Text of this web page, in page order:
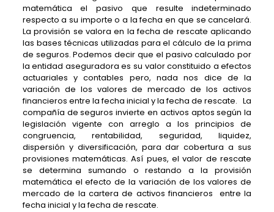
matemática el pasivo que resulte indeterminado
respecto a su importe o a la fecha en que se cancelará.
La provisión se valora en la fecha de rescate aplicando
las bases técnicas utilizadas para el cálculo de la prima
de seguros. Podemos decir que el pasivo calculado por
la entidad aseguradora es su valor constituido a efectos
actuariales y contables pero, nada nos dice de la
variación de los valores de mercado de los activos
financieros entre la fecha inicial y la fecha de rescate. La
compañía de seguros invierte en activos aptos según la
legislación vigente con arreglo a los principios de
congruencia, rentabilidad, seguridad, liquidez,
dispersión y diversificación, para dar cobertura a sus
provisiones matemáticas. Así pues, el valor de rescate
se determina sumando o restando a la provisión
matemática el efecto de la variación de los valores de
mercado de la cartera de activos financieros entre la
fecha inicial y la fecha de rescate.